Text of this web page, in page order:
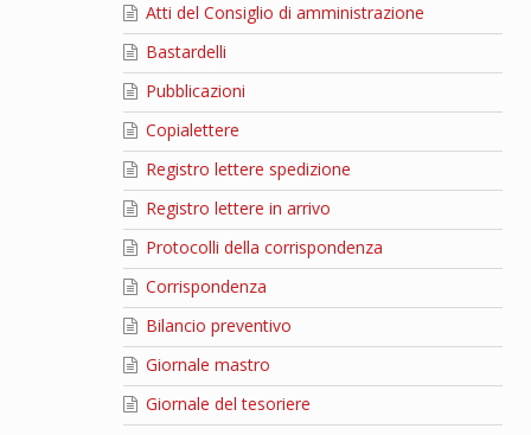
Atti del Consiglio di amministrazione
Bastardelli
Pubblicazioni
Copialettere
Registro lettere spedizione
Registro lettere in arrivo
Protocolli della corrispondenza
Corrispondenza
Bilancio preventivo
Giornale mastro
Giornale del tesoriere